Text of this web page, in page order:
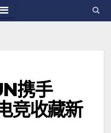
携手
竞收藏新